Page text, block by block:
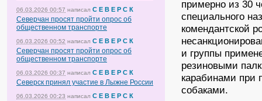
06.03.2026 00:57 написал С Е В Е Р С К
Северчан просят пройти опрос об
общественном транспорте
06.03.2026 00:52 написал С Е В Е Р С К
Северчан просят пройти опрос об
общественном транспорте
06.03.2026 00:37 написал С Е В Е Р С К
Северск принял участие в Лыжне России
06.03.2026 00:23 написал С Е В Е Р С К
примерно из 30
специального
комендантской
и группы
резиновыми
карабинами при
собаками.